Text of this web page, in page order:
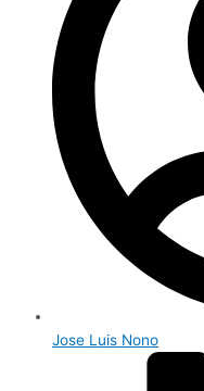
Jose Luis Nono